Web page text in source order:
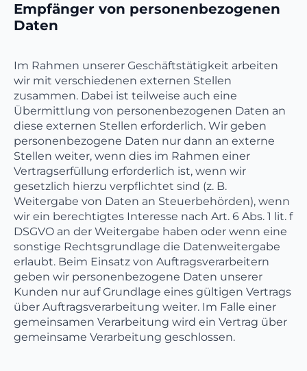
Empfänger von personenbezogenen
Daten
Im Rahmen unserer Geschäftstätigkeit arbeiten
wir mit verschiedenen externen Stellen
zusammen. Dabei ist teilweise auch eine
Übermittlung von personenbezogenen Daten an
diese externen Stellen erforderlich. Wir geben
personenbezogene Daten nur dann an externe
Stellen weiter, wenn dies im Rahmen einer
Vertragserfüllung erforderlich ist, wenn wir
gesetzlich hierzu verpflichtet sind (z. B.
Weitergabe von Daten an Steuerbehörden), wenn
wir ein berechtigtes Interesse nach Art. 6 Abs. 1 lit. f
DSGVO an der Weitergabe haben oder wenn eine
sonstige Rechtsgrundlage die Datenweitergabe
erlaubt. Beim Einsatz von Auftragsverarbeitern
geben wir personenbezogene Daten unserer
Kunden nur auf Grundlage eines gültigen Vertrags
über Auftragsverarbeitung weiter. Im Falle einer
gemeinsamen Verarbeitung wird ein Vertrag über
gemeinsame Verarbeitung geschlossen.